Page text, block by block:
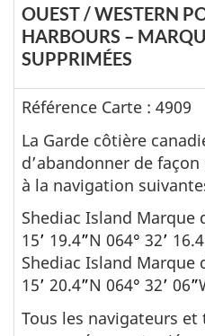
OUEST / WESTERN
HARBOURS –
SUPPRIMÉES
Référence Carte : 4909
La Garde côtière
d’abandonner de
à la navigation
Shediac Island
15’ 19.4”N 064° 32’ 16.4
Shediac Island Marque
15’ 20.4”N 064° 32’ 06”
Tous les navigateurs